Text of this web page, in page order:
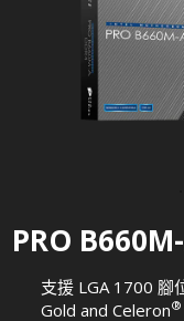
PRO
支援 LGA 1700 腳
Gold and Celeron®